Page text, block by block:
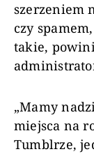
szerzeniem
czy
takie,
„Mamy
miejsca na
Tumblrze,